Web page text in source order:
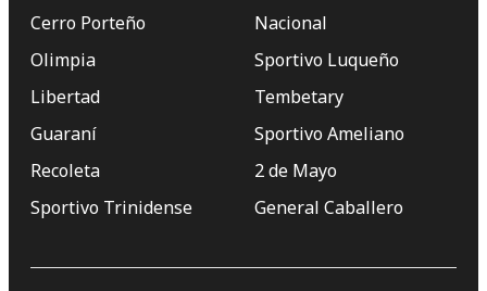
Cerro Porteño
Olimpia
Libertad
Guaraní
Recoleta
Sportivo Trinidense
Nacional
Sportivo Luqueño
Tembetary
Sportivo Ameliano
2 de Mayo
General Caballero